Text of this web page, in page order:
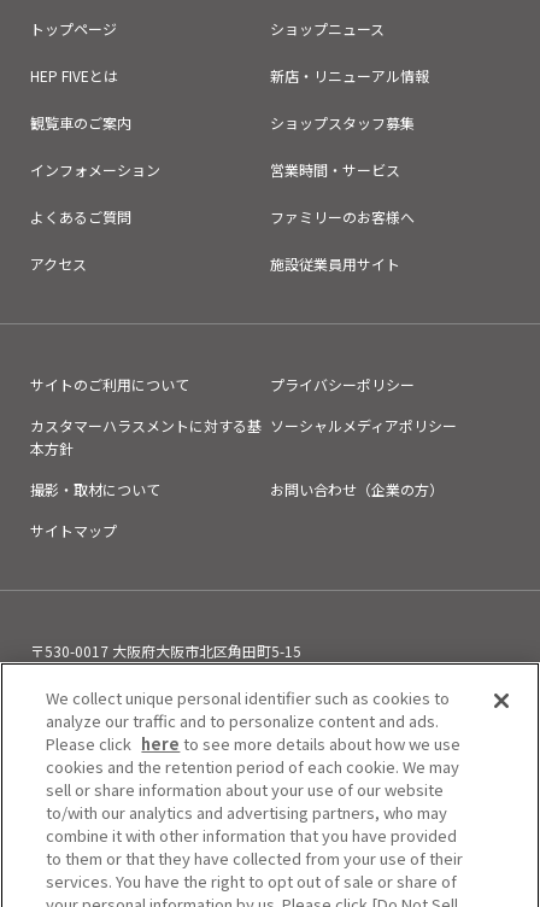
（住所・氏名・年齢・電話番号・メールアドレス・職
た所要項目）、公開された情報（登記簿、住宅地図
等）より取得した個人情報、求人に応募いただいた方
利用目的について
（1）当社グループ事業（ビルマネジメントに関する
・レポーティング業務
レポーティング
・営業管理業務
・コンストラクション業務
アル、ビル再生、内装、サイン工事
・不動産コンサルティング業務
・その他関連事業貸会議室・駐車場の運営管理
上記及び阪急阪神不動産グループ各社の事業の
営業活動（郵便物、電話・電子メールによる勧
誘、連絡、訪問等）、契約の履行。
（2）取得した属性情報等を用いた顧客動向分析もし
くは顧客管理および顧客満足向上等のための調
トップページ ショップニュース
HEP FIVEとは 新店・リニューアル情報
観覧車のご案内 ショップスタッフ募集
インフォメーション 営業時間・サービス
よくあるご質問 ファミリーのお客様へ
アクセス 施設従業員用サイト
サイトのご利用について
プライバシーポリシー
カスタマーハラスメントに対する基
本方針
ソーシャルメディアポリシー
撮影・取材について
お問い合わせ（企業の方）
サイトマップ
〒530-0017 大阪府大阪市北区角田町5-15
06-6313-0501（11:00～21:00）
We collect unique personal identifier such as cookies to
analyze our traffic and to personalize content and ads.
Please click here to see more details about how we use
cookies and the retention period of each cookie. We may
sell or share information about your use of our website
to/with our analytics and advertising partners, who may
combine it with other information that you have provided
to them or that they have collected from your use of their
services. You have the right to opt out of sale or share of